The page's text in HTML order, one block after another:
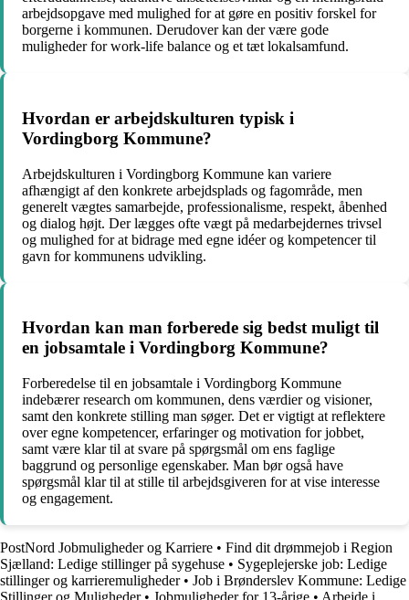
arbejdsopgave med mulighed for at gøre en positiv forskel for
borgerne i kommunen. Derudover kan der være gode
muligheder for work-life balance og et tæt lokalsamfund.
Hvordan er arbejdskulturen typisk i
Vordingborg Kommune?
Arbejdskulturen i Vordingborg Kommune kan variere
afhængigt af den konkrete arbejdsplads og fagområde, men
generelt vægtes samarbejde, professionalisme, respekt, åbenhed
og dialog højt. Der lægges ofte vægt på medarbejdernes trivsel
og mulighed for at bidrage med egne idéer og kompetencer til
gavn for kommunens udvikling.
Hvordan kan man forberede sig bedst muligt til
en jobsamtale i Vordingborg Kommune?
Forberedelse til en jobsamtale i Vordingborg Kommune
indebærer research om kommunen, dens værdier og visioner,
samt den konkrete stilling man søger. Det er vigtigt at reflektere
over egne kompetencer, erfaringer og motivation for jobbet,
samt være klar til at svare på spørgsmål om ens faglige
baggrund og personlige egenskaber. Man bør også have
spørgsmål klar til at stille til arbejdsgiveren for at vise interesse
og engagement.
PostNord Jobmuligheder og Karriere • Find dit drømmejob i Region
Sjælland: Ledige stillinger på sygehuse • Sygeplejerske job: Ledige
stillinger og karrieremuligheder• Job i Brønderslev Kommune: Ledige